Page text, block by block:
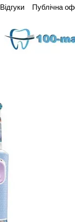
Відгуки Публічна